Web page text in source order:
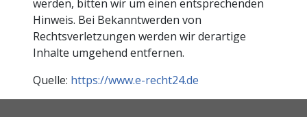
werden, bitten wir um einen entsprechenden
Hinweis. Bei Bekanntwerden von
Rechtsverletzungen werden wir derartige
Inhalte umgehend entfernen.
Quelle: https://www.e-recht24.de